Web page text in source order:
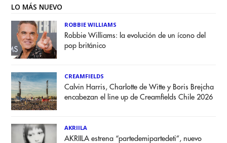
LO MÁS NUEVO
ROBBIE WILLIAMS
Robbie Williams: la evolución de un ícono del
pop británico
CREAMFIELDS
Calvin Harris, Charlotte de Witte y Boris Brejcha
encabezan el line up de Creamfields Chile 2026
AKRIILA
AKRIILA estrena “partedemipartedeti”, nuevo